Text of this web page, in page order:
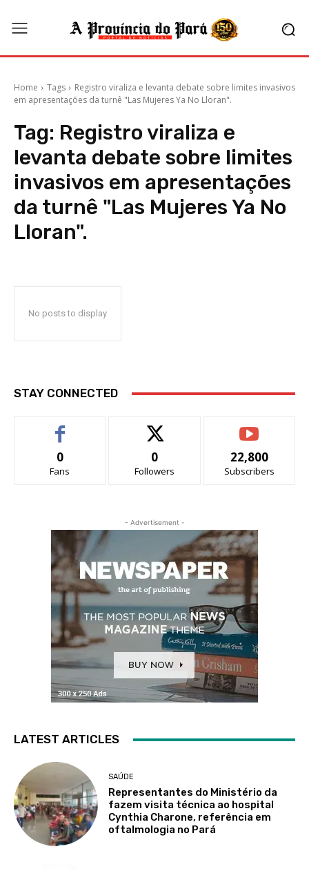
Home Tags
Registro viraliza e levanta debate sobre limites invasivos
em apresentações da turnê "Las Mujeres Ya No Lloran".
Tag: Registro viraliza e
levanta debate sobre limites
invasivos em apresentações
da turnê "Las Mujeres Ya No
Lloran".
No posts to display
STAY CONNECTED
0
Fans
0
Followers
22,800
Subscribers
- Advertisement -
LATEST ARTICLES
SAÚDE
Representantes do Ministério da
fazem visita técnica ao hospital
Cynthia Charone, referência em
oftalmologia no Pará